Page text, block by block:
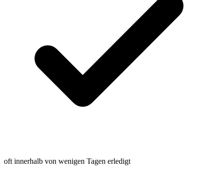
oft innerhalb von wenigen Tagen erledigt